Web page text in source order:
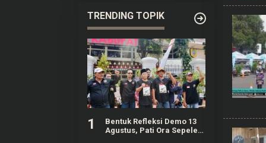
TRENDING TOPIK
1
Bentuk Refleksi Demo 13
Agustus, Pati Ora Sepele